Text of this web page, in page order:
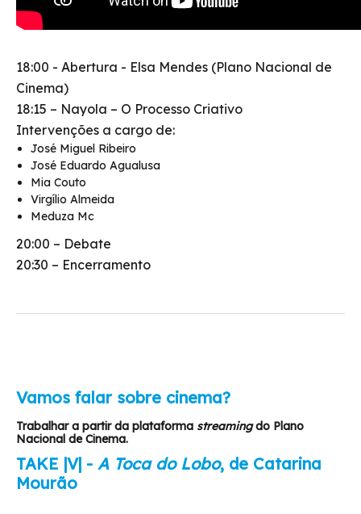
18:00 - Abertura - Elsa Mendes (Plano Nacional de
Cinema)
18:15 – Nayola – O Processo Criativo
Intervenções a cargo de:
José Miguel Ribeiro
José Eduardo Agualusa
Mia Couto
Virgílio Almeida
Meduza Mc
20:00 – Debate
20:30 – Encerramento
Vamos falar sobre cinema?
Trabalhar a partir da plataforma streamingdo Plano
Nacional de Cinema.
TAKE |V| - A Toca do Lobo, de Catarina
Mourão